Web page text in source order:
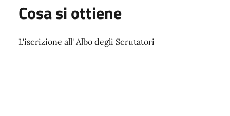
Cosa si ottiene
L'iscrizione all' Albo degli Scrutatori